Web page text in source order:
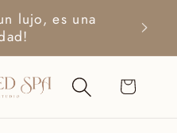
lujo, es una
Carrito